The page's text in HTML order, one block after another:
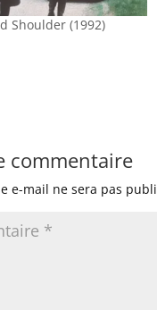
Shoulder (1992)
commentaire
e-mail ne sera pas